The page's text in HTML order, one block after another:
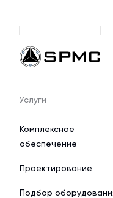
Услуги
Комплексное
обеспечение
Проектирование
Подбор